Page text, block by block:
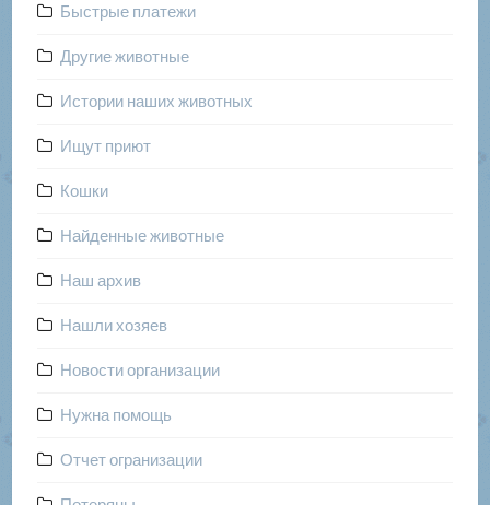
Быстрые платежи
Другие животные
Истории наших животных
Ищут приют
Кошки
Найденные животные
Наш архив
Нашли хозяев
Новости организации
Нужна помощь
Отчет огранизации